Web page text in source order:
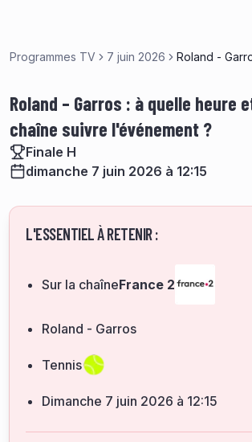
Programmes TV 7 juin 2026 Roland -
Roland – Garros : à quelle heure
chaîne suivre l'événement ?
Finale H
dimanche 7 juin 2026 à 12:15
L'ESSENTIEL À RETENIR :
Sur la chaîneFrance 2
Roland - Garros
Tennis
dimanche 7 juin 2026 à 12:15